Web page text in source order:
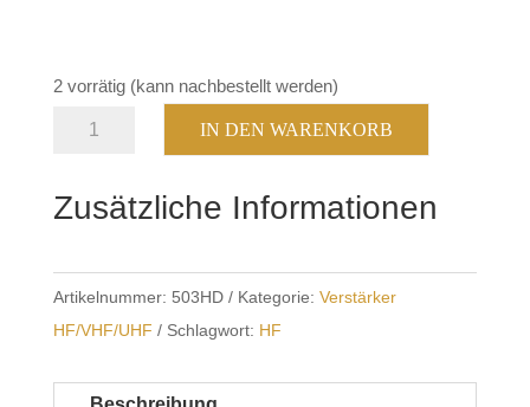
2 vorrätig (kann nachbestellt werden)
HD
IN DEN WARENKORB
Zusätzliche Informationen
Artikelnummer: 503HD Kategorie: Verstärker
HF/VHF/UHF
Schlagwort: HF